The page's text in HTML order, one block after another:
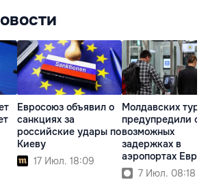
Евросоюз объявил о
санкциях за
российские удары по
Киеву
17 Июл. 18:09
Молдавских
предупредили о
возможных
задержках в
аэропортах
7 Июл. 08:18